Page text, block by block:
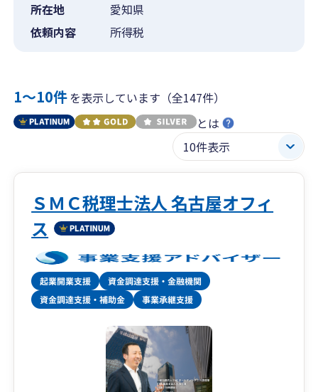
所在地
愛知県
依頼内容
所得税
1〜10件を表示しています（全147件）
とは
ＳＭＣ税理士法人 名古屋オフィ
ス